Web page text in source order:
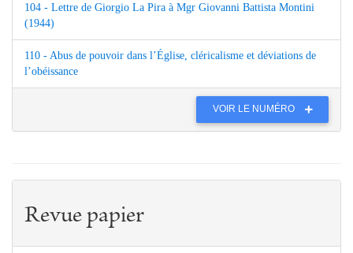
104 - Lettre de Giorgio La Pira à Mgr Giovanni Battista Montini
(1944)
110 - Abus de pouvoir dans l’Église, cléricalisme et déviations de
l’obéissance
VOIR LE NUMÉRO
Revue papier